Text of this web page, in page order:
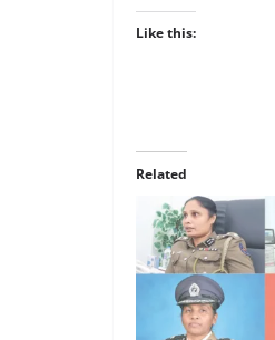
Like this:
Related